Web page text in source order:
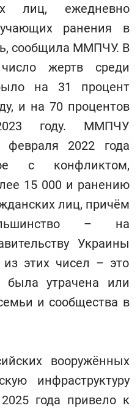
лиц, ежедневно
ранения в
сообщила ММПЧУ. В
жертв среди
на 31 процент
и на 70 процентов
году. ММПЧУ
февраля 2022 года
с конфликтом,
15 000 и ранению
лиц, причём
– на
Украины
этих чисел – это
была утрачена или
и сообщества в
вооружённых
инфраструктуру
года привело к